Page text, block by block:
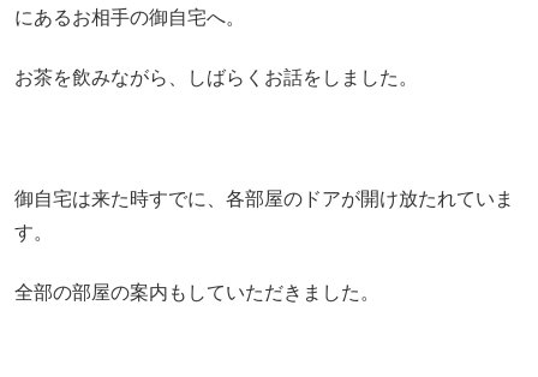
にあるお相手の御自宅へ。
お茶を飲みながら、しばらくお話をしました。
御自宅は来た時すでに、各部屋のドアが開け放たれていま
す。
全部の部屋の案内もしていただきました。